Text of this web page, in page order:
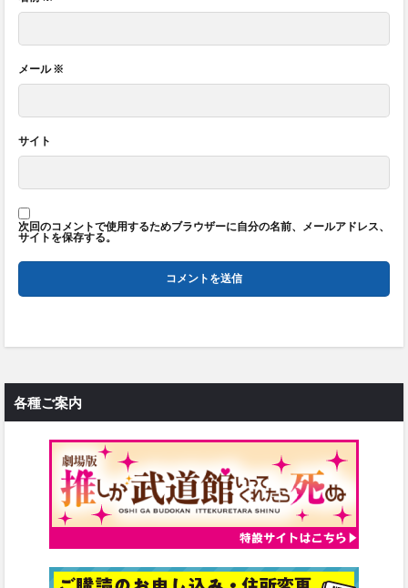
メール※
サイト
次回のコメントで使用するためブラウザーに自分の名前、メールアドレス、
サイトを保存する。
各種ご案内